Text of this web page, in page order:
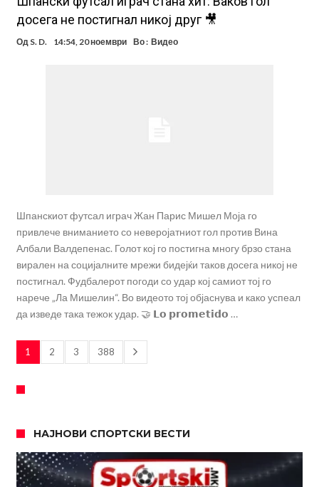
досега не постигнал никој друг 🎥
Од S. D. 14:54, 20 ноември Во : Видео
Шпанскиот футсал играч Жан Парис Мишел Моја го
привлече вниманието со неверојатниот гол против Вина
Албали Валдепенас. Голот кој го постигна многу брзо стана
вирален на социјалните мрежи бидејќи таков досега никој не
постигнал. Фудбалерот погоди со удар кој самиот тој го
нарече „Ла Мишелин“. Во видеото тој објаснува и како успеал
да изведе така тежок удар. 🤝 𝗟𝗼 𝗽𝗿𝗼𝗺𝗲𝘁𝗶𝗱𝗼 …
1 2 3 388
НАЈНОВИ СПОРТСКИ ВЕСТИ